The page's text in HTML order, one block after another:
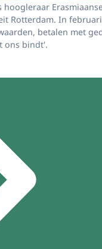
hoogleraar
Rotterdam. In
betalen met
ons bindt'.